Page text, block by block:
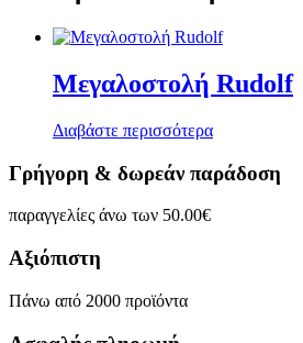
Μεγαλοστολή Rudolf
Διαβάστε περισσότερα
Γρήγορη & δωρεάν παράδοση
παραγγελίες άνω των 50.00€
Αξιόπιστη
Πάνω από 2000 προϊόντα